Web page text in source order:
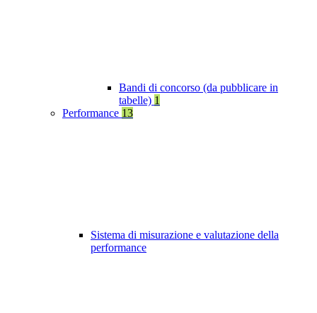
Bandi di concorso (da pubblicare in
tabelle) 1
Performance 13
Sistema di misurazione e valutazione della
performance